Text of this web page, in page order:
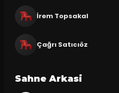
İrem Topsakal
Çağrı Satıcıöz
Sahne Arkasi